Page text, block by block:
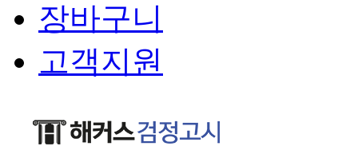
장바구니
고객지원